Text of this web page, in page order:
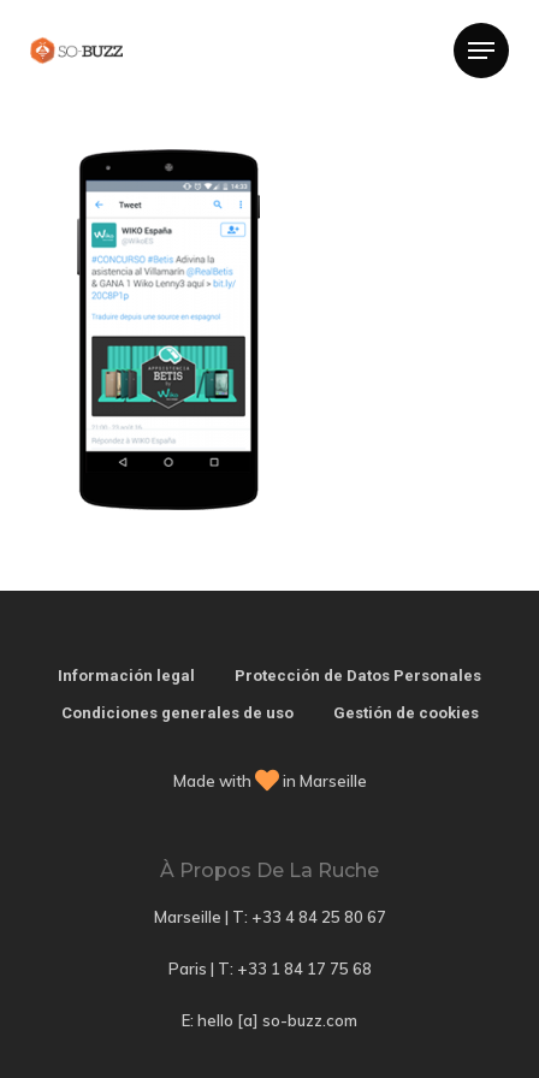
Información legal Protección de Datos Personales
Condiciones generales de uso Gestión de cookies
Made with in Marseille
À Propos De La Ruche
Marseille | T: +33 4 84 25 80 67
Paris | T: +33 1 84 17 75 68
E: hello [a] so-buzz.com